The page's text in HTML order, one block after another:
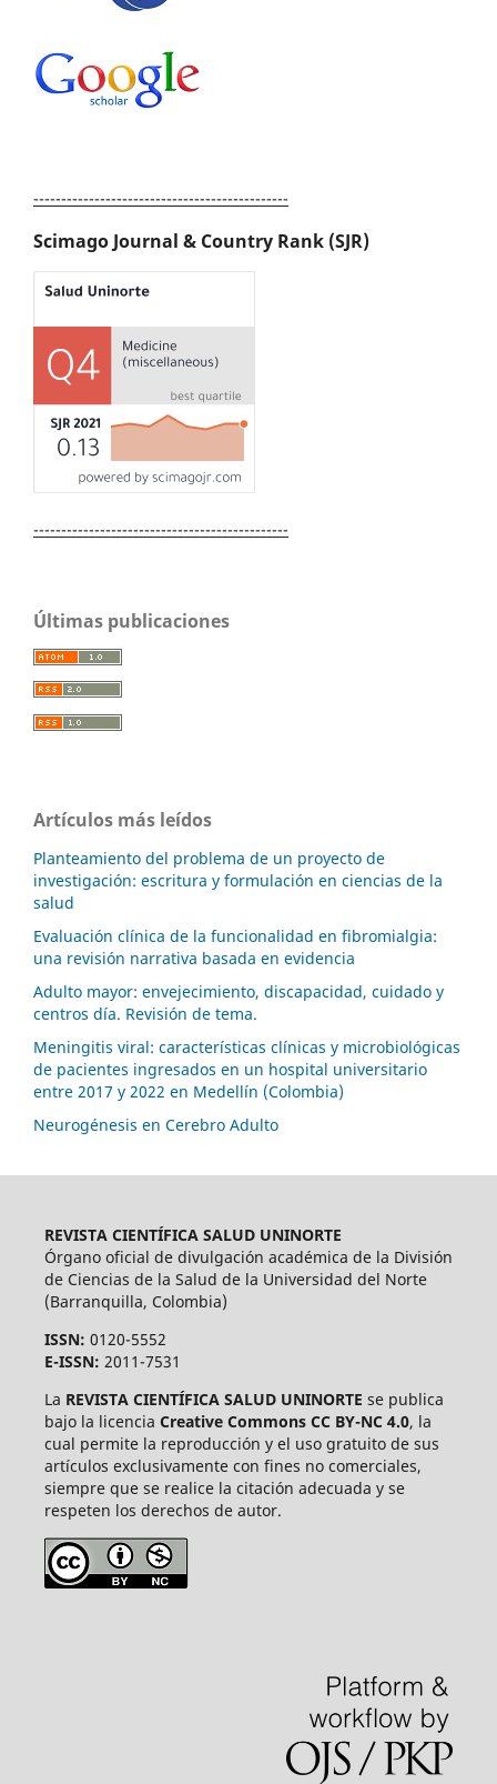
----------------------------------------------
Scimago Journal & Country Rank (SJR)
----------------------------------------------
Últimas publicaciones
Artículos más leídos
Planteamiento del problema de un proyecto de
investigación: escritura y formulación en ciencias de la
salud
Evaluación clínica de la funcionalidad en fibromialgia:
una revisión narrativa basada en evidencia
Adulto mayor: envejecimiento, discapacidad, cuidado y
centros día. Revisión de tema.
Meningitis viral: características clínicas y microbiológicas
de pacientes ingresados en un hospital universitario
entre 2017 y 2022 en Medellín (Colombia)
Neurogénesis en Cerebro Adulto
REVISTA CIENTÍFICA SALUD UNINORTE
Órgano oficial de divulgación académica de la División
de Ciencias de la Salud de la Universidad del Norte
(Barranquilla, Colombia)
ISSN: 0120-5552
E-ISSN: 2011-7531
La REVISTA CIENTÍFICA SALUD UNINORTE se publica
bajo la licencia Creative Commons CC BY-NC 4.0, la
cual permite la reproducción y el uso gratuito de sus
artículos exclusivamente con fines no comerciales,
siempre que se realice la citación adecuada y se
respeten los derechos de autor.